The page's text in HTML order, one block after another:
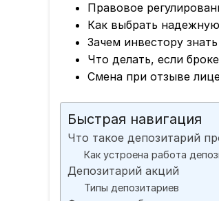
Правовое
Как выбрать
Зачем инвестору
Что делать, если
Смена при отзыве
Быстрая навигация
Что такое депозитарий
Как устроена работа
Депозитарий акций
Типы депозитариев